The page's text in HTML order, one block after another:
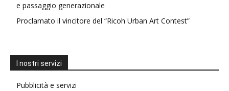
e passaggio generazionale
Proclamato il vincitore del “Ricoh Urban Art Contest”
I nostri servizi
Pubblicità e servizi